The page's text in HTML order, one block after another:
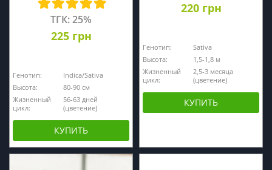
ТГК: 25%
225 грн
Генотип:
Indica/Sativa
Высота:
80-90 см
Жизненный
цикл:
56-63 дней
(цветение)
КУПИТЬ
220 грн
Генотип:
Sativa
Высота:
1,5-1,8 м
Жизненный
цикл:
2,5-3 месяца
(цветение)
КУПИТЬ